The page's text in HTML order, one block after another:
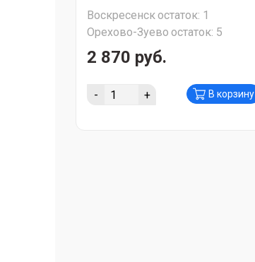
Воскресенскостаток: 1
Орехово-Зуево остаток: 5
2 870 руб.
- + В корзину